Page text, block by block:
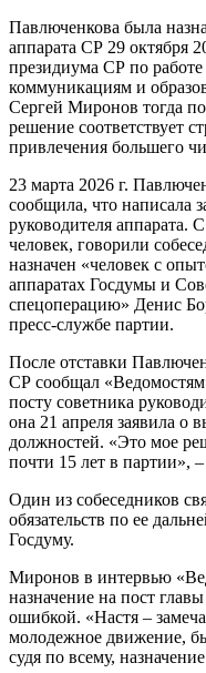
Павлюченкова была
аппарата СР 29 октября
президиума СР по
коммуникациям и
Сергей Миронов тогда
решение соответствует
привлечения большего
23 марта 2026 г.
сообщила, что написала
руководителя аппарата.
человек, говорили
назначен «человек с
аппаратах Госдумы и
спецоперацию» Денис
пресс-службе партии.
После отставки
СР сообщал
посту советника
она 21 апреля заявила о
должностей. «Это мое
почти 15 лет в партии»,
Один из собеседников
обязательств по ее
Госдуму.
Миронов в интервью
назначение на пост
ошибкой. «Настя –
молодежное движение,
судя по всему,